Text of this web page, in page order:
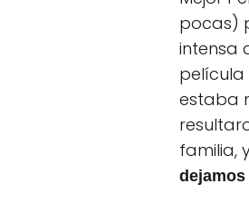
pocas)
intensa
estaba
familia,